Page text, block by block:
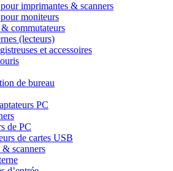
imprimantes & scanners
moniteurs
commutateurs
(lecteurs)
et accessoires
de bureau
PC
de PC
de cartes USB
scanners